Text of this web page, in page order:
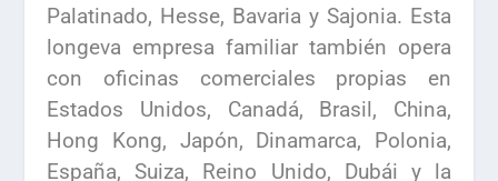
Palatinado, Hesse, Bavaria y Sajonia. Esta
longeva empresa familiar también opera
con oficinas comerciales propias en
Estados Unidos, Canadá, Brasil, China,
Hong Kong, Japón, Dinamarca, Polonia,
España, Suiza, Reino Unido, Dubái y la